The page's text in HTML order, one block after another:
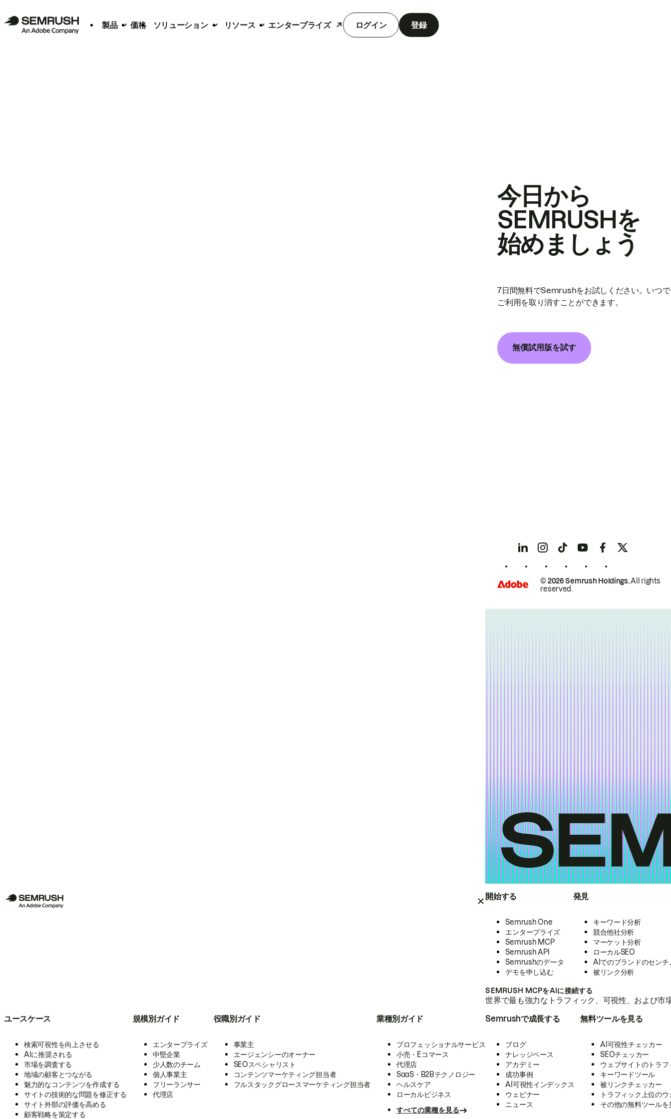
製品 価格 ソリューション リソース エンタープライズ ログイン 登録
開始する
Semrush One
エンタープライズ
Semrush MCP
Semrush API
Semrushのデータ
デモを申し込む
発見
キーワード分析
競合他社分析
マーケット分析
ローカルSEO
AIでのブランドのセンチ
被リンク分析
SEMRUSH MCPをAIに接続する
世界で最も強力なトラフィック、可視性、および
ユースケース
検索可視性を向上させる
AIに推奨される
市場を調査する
地域の顧客とつながる
魅力的なコンテンツを作成する
サイトの技術的な問題を修正する
サイト外部の評価を高める
顧客戦略を策定する
規模別ガイド
エンタープライズ
中堅企業
少人数のチーム
個人事業主
フリーランサー
代理店
役職別ガイド
事業主
エージェンシーのオーナー
SEOスペシャリスト
コンテンツマーケティング担当者
フルスタックグロースマーケティング担当者
業種別ガイド
プロフェッショナルサービス
小売・Eコマース
代理店
SaaS・B2Bテクノロジー
ヘルスケア
ローカルビジネス
すべての業種を見る
Semrushで成長する
ブログ
ナレッジベース
アカデミー
成功事例
AI可視性インデックス
ウェビナー
ニュース
無料ツールを見る
AI可視性チェッカー
SEOチェッカー
ウェブサイトのトラ
キーワードツール
被リンクチェッカー
トラフィック上位の
その他の無料ツールを
今日から
SEMRUSHを
始めましょう
7日間無料でSemrushをお試しください。いつ
ご利用を取り消すことができます。
無償試用版を試す
© 2026 Semrush Holdings.All rights
reserved.